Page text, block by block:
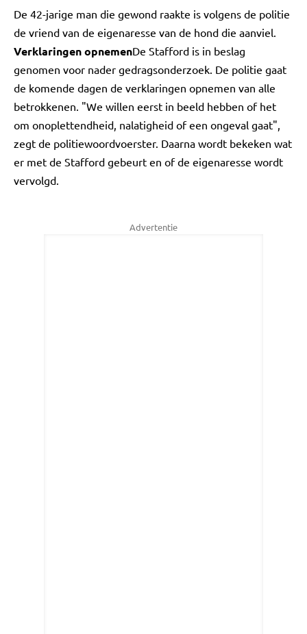
De 42-jarige man die gewond raakte is volgens de politie
de vriend van de eigenaresse van de hond die aanviel.
Verklaringen opnemenDe Stafford is in beslag
genomen voor nader gedragsonderzoek. De politie gaat
de komende dagen de verklaringen opnemen van alle
betrokkenen. "We willen eerst in beeld hebben of het
om onoplettendheid, nalatigheid of een ongeval gaat",
zegt de politiewoordvoerster. Daarna wordt bekeken wat
er met de Stafford gebeurt en of de eigenaresse wordt
vervolgd.
Advertentie